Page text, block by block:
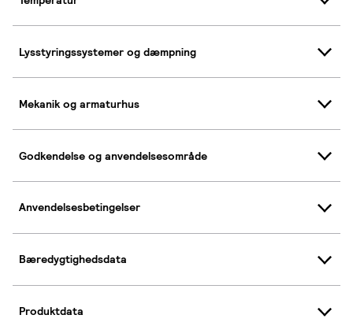
Lysstyringssystemer og dæmpning
Mekanik og armaturhus
Godkendelse og anvendelsesområde
Anvendelsesbetingelser
Bæredygtighedsdata
Produktdata